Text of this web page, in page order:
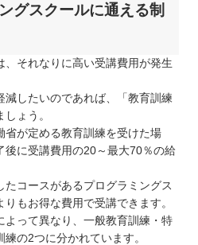
グスクールに通える制
、それなりに高い受講費用が発生
減したいのであれば、「教育訓練
ょう。
省が定める教育訓練を受けた場
後に受講費用の20～最大70％の給
たコースがあるプログラミングス
もお得な費用で受講できます。
よって異なり、一般教育訓練・特
の2つに分かれています。